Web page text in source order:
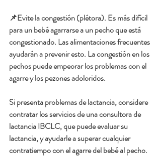
📌Evite la congestión (plétora). Es más difícil
para un bebé agarrarse a un pecho que está
congestionado. Las alimentaciones frecuentes
ayudarán a prevenir esto. La congestión en los
pechos puede empeorar los problemas con el
agarre y los pezones adoloridos.
Si presenta problemas de lactancia, considere
contratar los servicios de una consultora de
lactancia IBCLC, que puede evaluar su
lactancia, y ayudarle a superar cualquier
contratiempo con el agarre del bebé al pecho.